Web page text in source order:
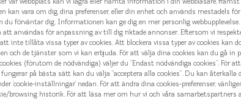
Astigmatism
Välj
Blå
kan vara om dig, dina preferenser, eller din enhet och används mestadels
du förväntar dig. Informationen kan ge dig en mer personlig
att användas för anpassning av till dig riktade annonser. Eftersom vi
inte tillåta vissa typer av cookies. Att blockera vissa typer av cookies kan
och de tjänster som vi kan erbjuda. För att välja dina cookies kan du gå in
(förutom de nödvändiga) väljer du ”Endast nödvändiga cookies”. För
på bästa sätt kan du välja ”acceptera alla cookies”. Du kan återkalla
’cookie-inställningar’ nedan. För att ändra dina cookies-preferenser,
browsing historik. För att läsa mer om hur vi och våra samarbetspartners